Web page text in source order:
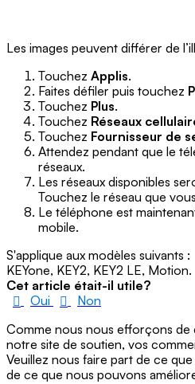
Les images peuvent différer de
Touchez Applis.
Faites défiler puis touchez
Touchez Plus.
Touchez Réseaux
Touchez Fournisseur de
Attendez pendant que le
réseaux.
Les réseaux disponibles
Touchez le réseau que
Le téléphone est
mobile.
S'applique aux modèles suivants :
KEYone, KEY2, KEY2 LE, Motion.
Cet article était-il utile?
Oui
Non
Comme nous nous efforçons de
notre site de soutien, vos
Veuillez nous faire part de ce
de ce que nous pouvons